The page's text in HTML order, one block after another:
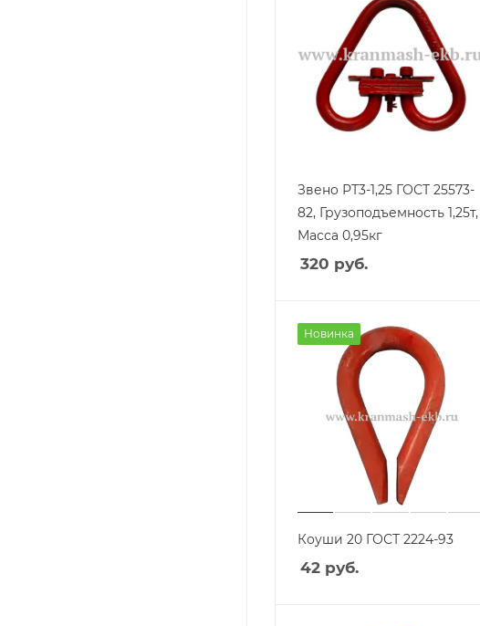
Звено РТ3-1,25 ГОСТ 25573-
82, Грузоподъемность 1,25т,
Масса 0,95кг
320 руб.
Новинка
Коуши 20 ГОСТ 2224-93
42 руб.